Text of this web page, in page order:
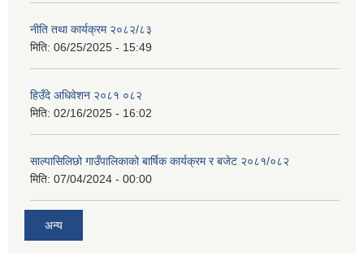
नीति तथा कार्यक्रम २०८२/८३
मिति: 06/25/2025 - 15:49
हिउँदे अधिवेशन २०८१ ०८२
मिति: 02/16/2025 - 16:02
साल्पासिलिछो गाउँपालिकाको बार्षिक कार्यक्रम र बजेट २०८१/०८२
मिति: 07/04/2024 - 00:00
अन्य